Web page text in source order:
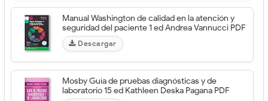
Manual Washington de calidad en la atención y
seguridad del paciente 1 ed Andrea Vannucci PDF
Descargar
Mosby Guía de pruebas diagnósticas y de
laboratorio 15 ed Kathleen Deska Pagana PDF